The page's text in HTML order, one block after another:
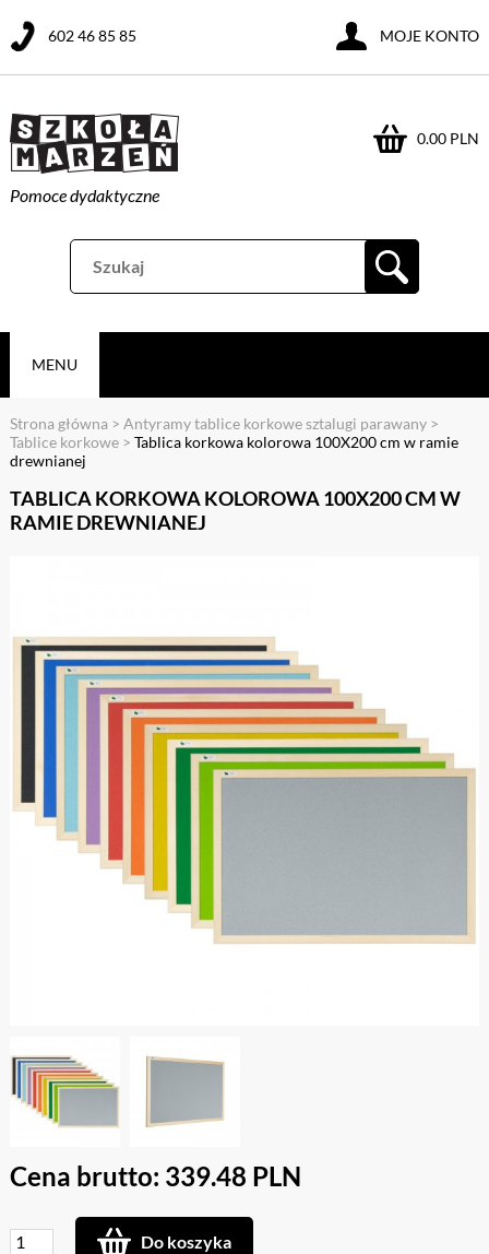
Pomoce dydaktyczne
0.00 PLN
602 46 85 85 MOJE KONTO
MENU
Strona główna > Antyramy tablice korkowe sztalugi parawany>
Tablice korkowe > Tablica korkowa kolorowa 100X200 cm w ramie
drewnianej
TABLICA KORKOWA KOLOROWA 100X200 CM W
RAMIE DREWNIANEJ
Cena brutto: 339.48 PLN
Do koszyka